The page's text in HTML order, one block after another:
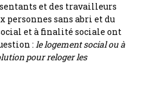
et des travailleurs
personnes sans abri et du
et à finalité sociale ont
:le logement social ou à
pour reloger les